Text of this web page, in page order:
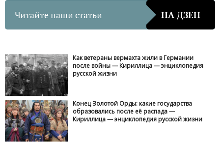
Читайте наши статьи НА ДЗЕН
Как ветераны вермахта жили в Германии
после войны — Кириллица — энциклопедия
русской жизни
Конец Золотой Орды: какие государства
образовались после её распада —
Кириллица — энциклопедия русской жизни